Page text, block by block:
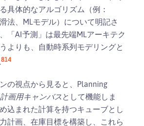
具体的なアルゴリズム（例：
法、MLモデル）について明記さ
「AI予測」は最先端MLアーキテク
よりも、自動時系列モデリングと
814
の視点から見ると、Planning
計画用キャンバスとして機能しま
込まれた計算を持つキューブとし
計画、在庫目標を構築し、これら